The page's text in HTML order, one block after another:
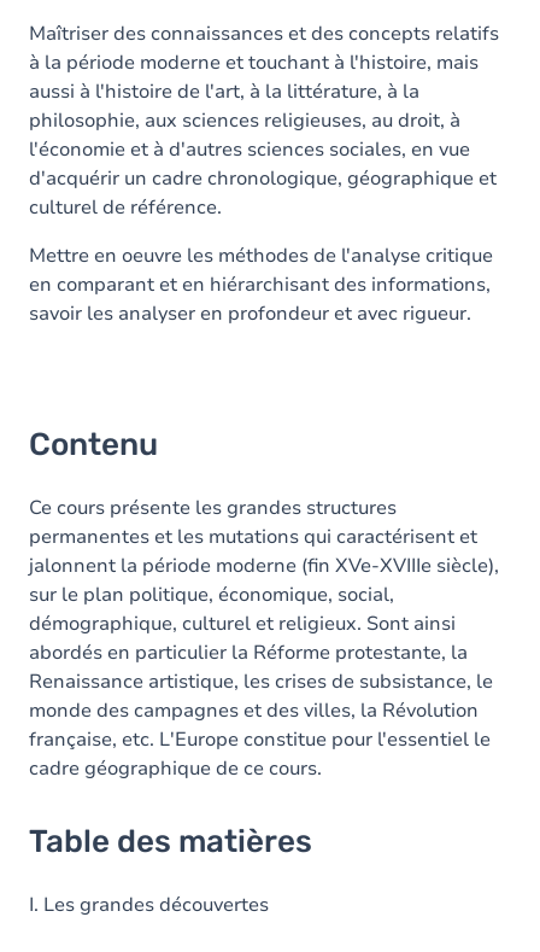
Maîtriser des connaissances et des concepts relatifs
à la période moderne et touchant à l'histoire, mais
aussi à l'histoire de l'art, à la littérature, à la
philosophie, aux sciences religieuses, au droit, à
l'économie et à d'autres sciences sociales, en vue
d'acquérir un cadre chronologique, géographique et
culturel de référence.
Mettre en oeuvre les méthodes de l'analyse critique
en comparant et en hiérarchisant des informations,
savoir les analyser en profondeur et avec rigueur.
Contenu
Ce cours présente les grandes structures
permanentes et les mutations qui caractérisent et
jalonnent la période moderne (fin XVe-XVIIIe siècle),
sur le plan politique, économique, social,
démographique, culturel et religieux. Sont ainsi
abordés en particulier la Réforme protestante, la
Renaissance artistique, les crises de subsistance, le
monde des campagnes et des villes, la Révolution
française, etc. L'Europe constitue pour l'essentiel le
cadre géographique de ce cours.
Table des matières
I. Les grandes découvertes